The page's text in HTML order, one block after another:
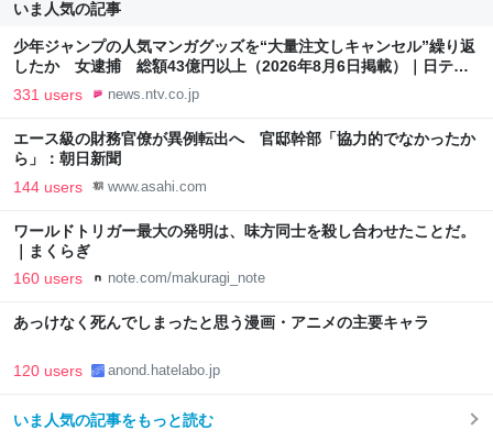
いま人気の記事
少年ジャンプの人気マンガグッズを“大量注文しキャンセル”繰り返
したか 女逮捕 総額43億円以上（2026年8月6日掲載）｜日テレ
NEWS NNN
331 users news.ntv.co.jp
エース級の財務官僚が異例転出へ 官邸幹部「協力的でなかったか
ら」：朝日新聞
144 users www.asahi.com
ワールドトリガー最大の発明は、味方同士を殺し合わせたことだ。
｜まくらぎ
160 users note.com/makuragi_note
あっけなく死んでしまったと思う漫画・アニメの主要キャラ
120 users anond.hatelabo.jp
いま人気の記事をもっと読む